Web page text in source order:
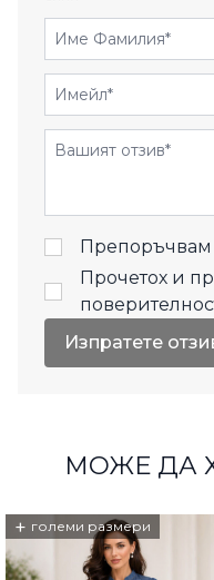
Име Фамилия
Имейл
Отзиви
Препоръчвам
Прочетох и
Изпратете
МОЖЕ ДА
+ големи размери